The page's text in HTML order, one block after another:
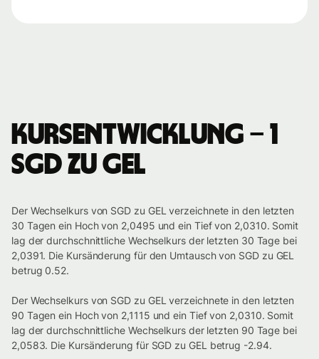
Kursentwicklung – 1
SGD zu GEL
Der Wechselkurs von SGD zu GEL verzeichnete in den letzten
30 Tagen ein Hoch von 2,0495 und ein Tief von 2,0310. Somit
lag der durchschnittliche Wechselkurs der letzten 30 Tage bei
2,0391. Die Kursänderung für den Umtausch von SGD zu GEL
betrug 0.52.
Der Wechselkurs von SGD zu GEL verzeichnete in den letzten
90 Tagen ein Hoch von 2,1115 und ein Tief von 2,0310. Somit
lag der durchschnittliche Wechselkurs der letzten 90 Tage bei
2,0583. Die Kursänderung für SGD zu GEL betrug -2.94.